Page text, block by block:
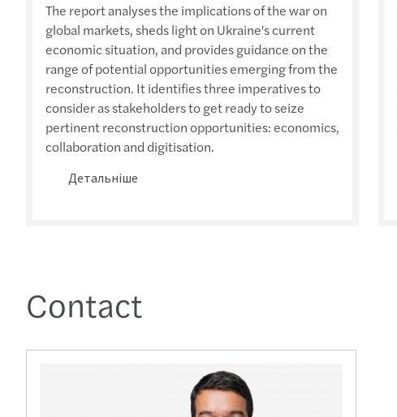
The report analyses the implications of the war on
global markets, sheds light on Ukraine's current
economic situation, and provides guidance on the
range of potential opportunities emerging from the
reconstruction. It identifies three imperatives to
consider as stakeholders to get ready to seize
pertinent reconstruction opportunities: economics,
collaboration and digitisation.
Детальніше
Contact